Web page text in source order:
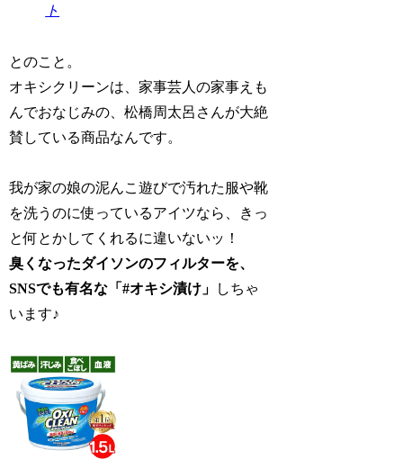
ト
とのこと。
オキシクリーンは、家事芸人の家事えも
んでおなじみの、松橋周太呂さんが大絶
賛している商品なんです。
我が家の娘の泥んこ遊びで汚れた服や靴
を洗うのに使っているアイツなら、きっ
と何とかしてくれるに違いないッ！
臭くなったダイソンのフィルターを、
SNSでも有名な「#オキシ漬け」
しちゃ
います♪